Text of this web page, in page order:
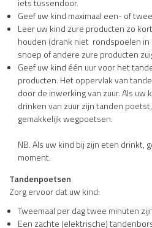
iets tussendoor.
Geef uw kind maximaal een- of
Leer uw kind zure producten zo
houden (drank niet rondspoelen
snoep of andere zure producten
Geef uw kind één uur voor het
producten. Het oppervlak van
door de inwerking van zuur. Als
drinken van zuur zijn tanden
gemakkelijk wegpoetsen.
NB. Als uw kind bij zijn eten drinkt,
moment.
Tandenpoetsen
Zorg ervoor dat uw kind:
Tweemaal per dag twee minuten
Een zachte (elektrische)